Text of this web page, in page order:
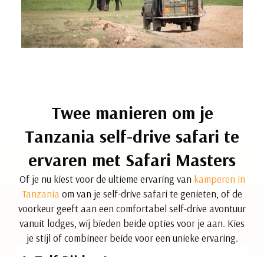
Twee manieren om je
Tanzania self-drive safari te
ervaren met Safari Masters
Of je nu kiest voor de ultieme ervaring van kamperen in
Tanzania om van je self-drive safari te genieten, of de
voorkeur geeft aan een comfortabel self-drive avontuur
vanuit lodges, wij bieden beide opties voor je aan. Kies
je stijl of combineer beide voor een unieke ervaring.